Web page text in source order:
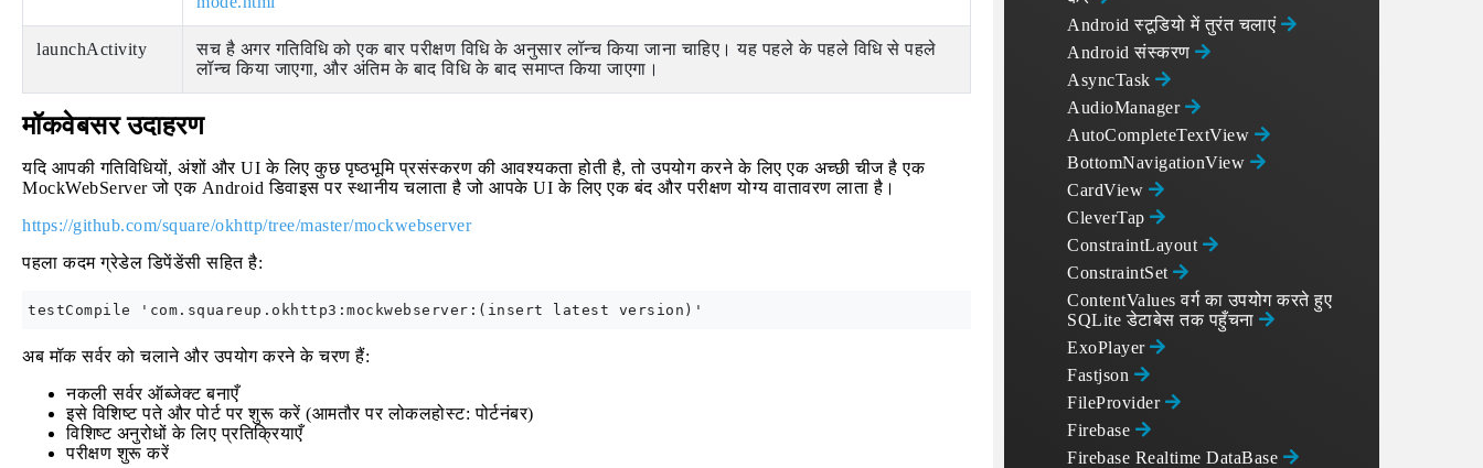
launchActivity
सच है अगर गतिविधि को एक बार परीक्षण विधि के अनुसार लॉन्च किया जाना चाहिए। यह पहले के पहले विधि से पहले
लॉन्च किया जाएगा, और अंतिम के बाद विधि के बाद समाप्त किया जाएगा।
मॉकवेबसर उदाहरण
यदि आपकी गतिविधियों, अंशों और UI के लिए कुछ पृष्ठभूमि प्रसंस्करण की आवश्यकता होती है, तो उपयोग करने के लिए एक अच्छी चीज है एक
MockWebServer जो एक Android डिवाइस पर स्थानीय चलाता है जो आपके UI के लिए एक बंद और परीक्षण योग्य वातावरण लाता है।
https://github.com/square/okhttp/tree/master/mockwebserver
पहला कदम ग्रेडेल डिपेंडेंसी सहित है:
अब मॉक सर्वर को चलाने और उपयोग करने के चरण हैं:
नकली सर्वर ऑब्जेक्ट बनाएँ
इसे विशिष्ट पते और पोर्ट पर शुरू करें (आमतौर पर लोकलहोस्ट: पोर्टनंबर)
विशिष्ट अनुरोधों के लिए प्रतिक्रियाएँ
परीक्षण शुरू करें
Android स्टूडियो में तुरंत चलाएं
Android संस्करण
AsyncTask
AudioManager
AutoCompleteTextView
BottomNavigationView
CardView
CleverTap
ConstraintLayout
ConstraintSet
ContentValues वर्ग का उपयोग करते हुए
SQLite डेटाबेस तक पहुँचना
ExoPlayer
Fastjson
FileProvider
Firebase
Firebase Realtime DataBase